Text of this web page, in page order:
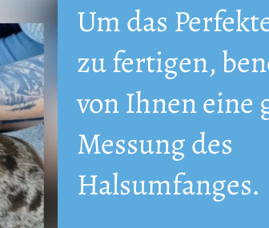
Um das
zu fertigen,
von Ihnen eine
Messung des
Halsumfanges.